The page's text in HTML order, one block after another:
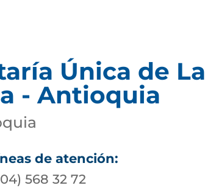
Única de La
- Antioquia
de atención:
568 32 72